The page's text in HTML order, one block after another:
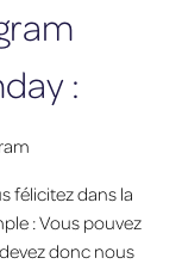
:
félicitez dans la
: Vous pouvez
donc nous